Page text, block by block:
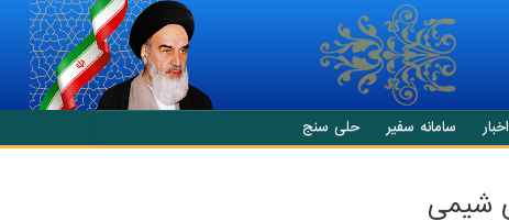
اخبار سامانه سفیر حلی سنج